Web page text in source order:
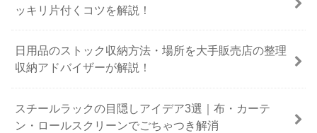
ッキリ片付くコツを解説！
日用品のストック収納方法・場所を大手販売店の整理
収納アドバイザーが解説！
スチールラックの目隠しアイデア3選｜布・カーテ
ン・ロールスクリーンでごちゃつき解消